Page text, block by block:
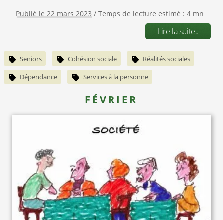
Publié le 22 mars 2023 / Temps de lecture estimé : 4 mn
Lire la suite..
Seniors Cohésion sociale Réalités sociales
Dépendance Services à la personne
FÉVRIER